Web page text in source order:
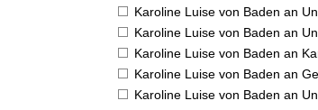
Karoline Luise von Baden an
Karoline Luise von Baden an
Karoline Luise von Baden an
Karoline Luise von Baden an
Karoline Luise von Baden an